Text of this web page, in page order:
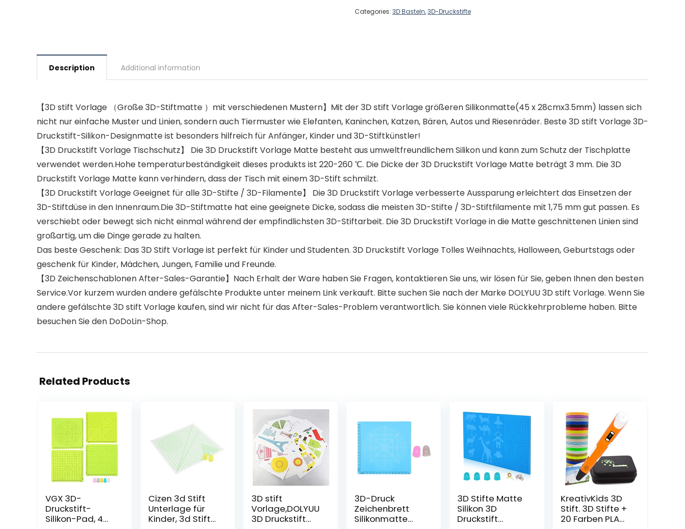
Categories: 3D Basteln,3D-Druckstifte
Description Additional information
【3D stift Vorlage （Große 3D-Stiftmatte ）mit verschiedenen Mustern】Mit der 3D stift Vorlage größeren Silikonmatte(45 x 28cmx3.5mm) lassen sich
nicht nur einfache Muster und Linien, sondern auch Tiermuster wie Elefanten, Kaninchen, Katzen, Bären, Autos und Riesenräder. Beste 3D stift Vorlage 3D-
Druckstift-Silikon-Designmatte ist besonders hilfreich für Anfänger, Kinder und 3D-Stiftkünstler!
【3D Druckstift Vorlage Tischschutz】 Die 3D Druckstift Vorlage Matte besteht aus umweltfreundlichem Silikon und kann zum Schutz der Tischplatte
verwendet werden.Hohe temperaturbeständigkeit dieses produkts ist 220-260 ℃. Die Dicke der 3D Druckstift Vorlage Matte beträgt 3 mm. Die 3D
Druckstift Vorlage Matte kann verhindern, dass der Tisch mit einem 3D-Stift schmilzt.
【3D Druckstift Vorlage Geeignet für alle 3D-Stifte / 3D-Filamente】 Die 3D Druckstift Vorlage verbesserte Aussparung erleichtert das Einsetzen der
3D-Stiftdüse in den Innenraum.Die 3D-Stiftmatte hat eine geeignete Dicke, sodass die meisten 3D-Stifte / 3D-Stiftfilamente mit 1,75 mm gut passen. Es
verschiebt oder bewegt sich nicht einmal während der empfindlichsten 3D-Stiftarbeit. Die 3D Druckstift Vorlage in die Matte geschnittenen Linien sind
großartig, um die Dinge gerade zu halten.
Das beste Geschenk: Das 3D Stift Vorlage ist perfekt für Kinder und Studenten. 3D Druckstift Vorlage Tolles Weihnachts, Halloween, Geburtstags oder
geschenk für Kinder, Mädchen, Jungen, Familie und Freunde.
【3D Zeichenschablonen After-Sales-Garantie】Nach Erhalt der Ware haben Sie Fragen, kontaktieren Sie uns, wir lösen für Sie, geben Ihnen den besten
Service.Vor kurzem wurden andere gefälschte Produkte unter meinem Link verkauft. Bitte suchen Sie nach der Marke DOLYUU 3D stift Vorlage. Wenn Sie
andere gefälschte 3D stift Vorlage kaufen, sind wir nicht für das After-Sales-Problem verantwortlich. Sie können viele Rückkehrprobleme haben. Bitte
besuchen Sie den DoDoLin-Shop.
Related Products
VGX 3D-
Druckstift-
Silikon-Pad, 4
Cizen 3d Stift
Unterlage für
Kinder, 3d Stift
3D stift
Vorlage,DOLYUU
3D Druckstift
3D-Druck
Zeichenbrett
Silikonmatte
3D Stifte Matte
Silikon 3D
Druckstift
KreativKids 3D
Stift. 3D Stifte +
20 Farben PLA